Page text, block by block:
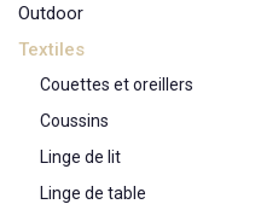
Outdoor
Textiles
Couettes et oreillers
Coussins
Linge de lit
Linge de table